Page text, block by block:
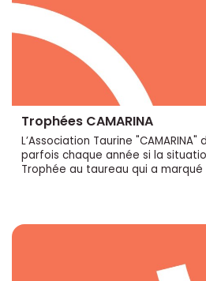
Trophées CAMARINA
L’Association Taurine
parfois chaque année si la
Trophée au taureau qui a